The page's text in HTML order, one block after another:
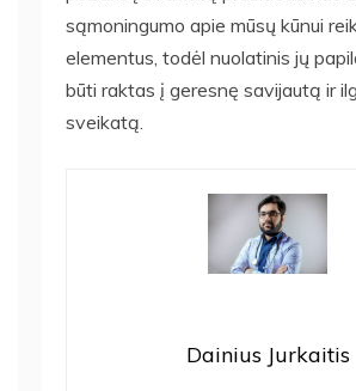
sąmoningumo apie mūsų kūnui
elementus, todėl nuolatinis jų
būti raktas į geresnę savijautą ir
sveikatą.
Dainius Jurkaitis